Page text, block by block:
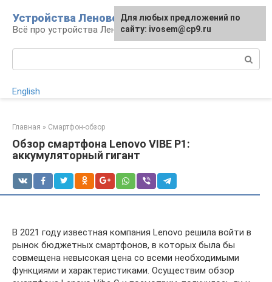
контенту
Устройства Леново
Всё про устройства Леново
English
Главная » Смартфон-обзор
Обзор смартфона Lenovo VIBE P1:
аккумуляторный гигант
В 2021 году известная компания Lenovo решила войти в
рынок бюджетных смартфонов, в которых была бы
совмещена невысокая цена со всеми необходимыми
функциями и характеристиками. Осуществим обзор
Для любых предложений по
сайту: ivosem@cp9.ru